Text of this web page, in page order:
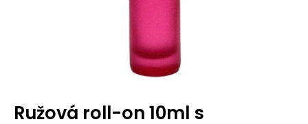
Ružová roll-on 10ml s